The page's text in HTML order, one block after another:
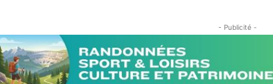
- Publicité -